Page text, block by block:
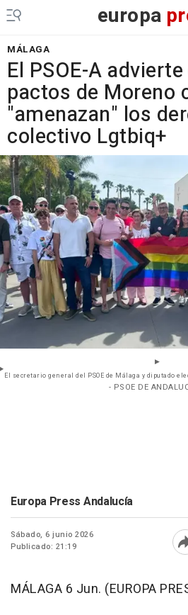
europa
MÁLAGA
El PSOE-A
pactos de Moreno
"amenazan" los
colectivo Lgtbiq+
El secretario general del PSOE de Málaga y diputado
- PSOE DE
Europa Press Andalucía
Sábado, 6 junio 2026
Publicado: 21:19
MÁLAGA 6 Jun. (EUROPA